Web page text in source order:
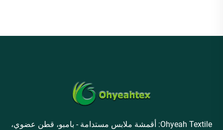
Ohyeah Textile: أقمشة ملابس مستدامة - بامبو، قطن عضوي،